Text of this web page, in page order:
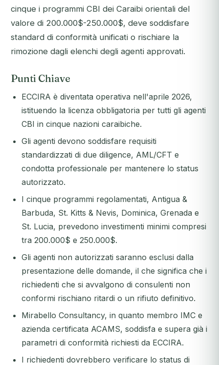
cinque i programmi CBI dei Caraibi orientali del
valore di 200.000$-250.000$, deve soddisfare
standard di conformità unificati o rischiare la
rimozione dagli elenchi degli agenti approvati.
Punti Chiave
ECCIRA è diventata operativa nell'aprile 2026,
istituendo la licenza obbligatoria per tutti gli agenti
CBI in cinque nazioni caraibiche.
Gli agenti devono soddisfare requisiti
standardizzati di due diligence, AML/CFT e
condotta professionale per mantenere lo status
autorizzato.
I cinque programmi regolamentati, Antigua &
Barbuda, St. Kitts & Nevis, Dominica, Grenada e
St. Lucia, prevedono investimenti minimi compresi
tra 200.000$ e 250.000$.
Gli agenti non autorizzati saranno esclusi dalla
presentazione delle domande, il che significa che i
richiedenti che si avvalgono di consulenti non
conformi rischiano ritardi o un rifiuto definitivo.
Mirabello Consultancy, in quanto membro IMC e
azienda certificata ACAMS, soddisfa e supera già i
parametri di conformità richiesti da ECCIRA.
I richiedenti dovrebbero verificare lo status di